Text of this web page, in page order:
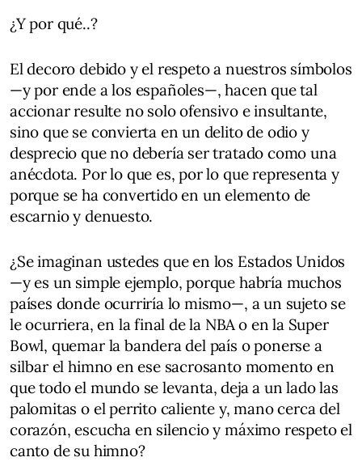
¿Y por qué..?
El decoro debido y el respeto a nuestros símbolos
—y por ende a los españoles—, hacen que tal
accionar resulte no solo ofensivo e insultante,
sino que se convierta en un delito de odio y
desprecio que no debería ser tratado como una
anécdota. Por lo que es, por lo que representa y
porque se ha convertido en un elemento de
escarnio y denuesto.
¿Se imaginan ustedes que en los Estados Unidos
—y es un simple ejemplo, porque habría muchos
países donde ocurriría lo mismo—, a un sujeto se
le ocurriera, en la final de la NBA o en la Super
Bowl, quemar la bandera del país o ponerse a
silbar el himno en ese sacrosanto momento en
que todo el mundo se levanta, deja a un lado las
palomitas o el perrito caliente y, mano cerca del
corazón, escucha en silencio y máximo respeto el
canto de su himno?